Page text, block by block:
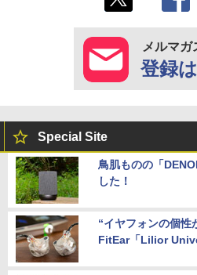
メルマガ
登録
Special Site
鳥肌ものの「
した！
“イヤフォンの個性
FitEar「Lilior